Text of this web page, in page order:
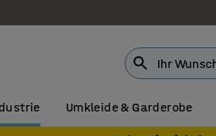
Umkleide & Garderobe